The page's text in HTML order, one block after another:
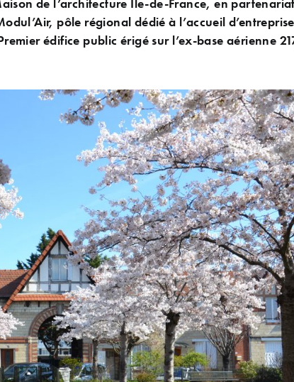
pôle régional dédié à l’accueil
édifice public érigé sur l’ex-base aérienne